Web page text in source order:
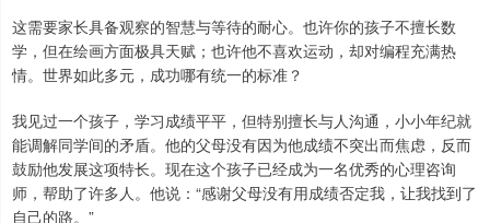
这需要家长具备观察的智慧与等待的耐心。也许你的孩子不擅长数
学，但在绘画方面极具天赋；也许他不喜欢运动，却对编程充满热
情。世界如此多元，成功哪有统一的标准？
我见过一个孩子，学习成绩平平，但特别擅长与人沟通，小小年纪就
能调解同学间的矛盾。他的父母没有因为他成绩不突出而焦虑，反而
鼓励他发展这项特长。现在这个孩子已经成为一名优秀的心理咨询
师，帮助了许多人。他说：“感谢父母没有用成绩否定我，让我找到了
自己的路。”